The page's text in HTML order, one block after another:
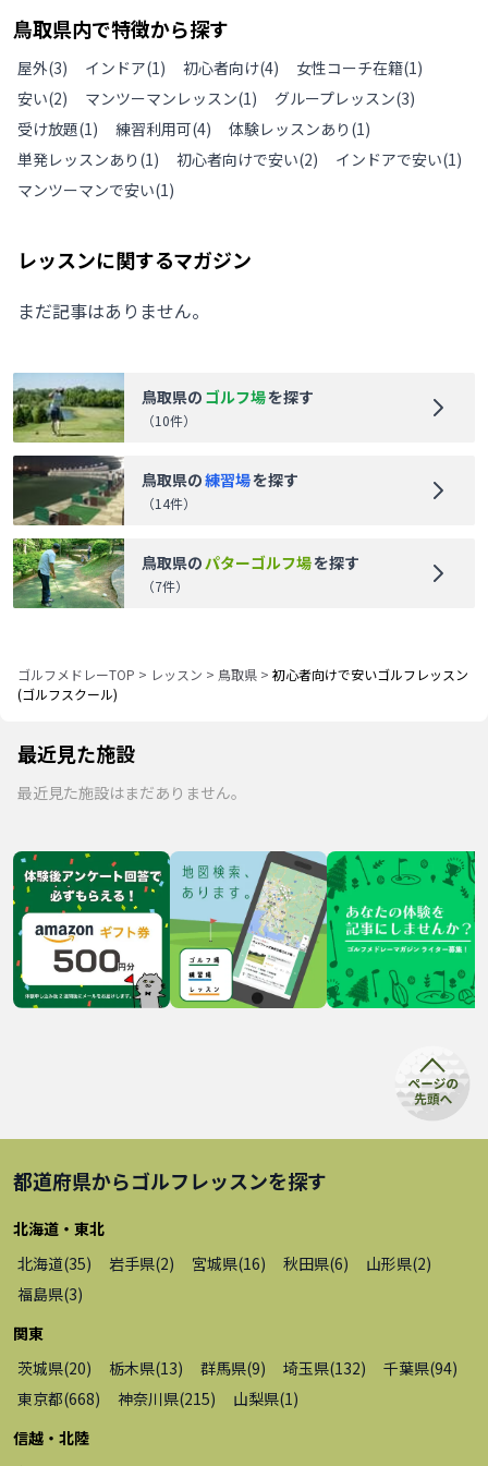
鳥取県内で特徴から探す
屋外(3) インドア(1) 初心者向け(4) 女性コーチ在籍(1)
安い(2) マンツーマンレッスン(1) グループレッスン(3)
受け放題(1) 練習利用可(4) 体験レッスンあり (1)
単発レッスンあり (1) 初心者向けで安い(2) インドアで安い(1)
マンツーマンで安い(1)
レッスンに関するマガジン
まだ記事はありません。
鳥取県の ゴルフ場を探す
（10件）
鳥取県の練習場を探す
（14件）
鳥取県のパターゴルフ場を探す
（7件）
ゴルフメドレーTOP > レッスン > 鳥取県 > 初心者向けで安いゴルフレッスン
(ゴルフスクール)
最近見た施設
最近見た施設はまだありません。
都道府県からゴルフレッスンを探す
北海道・東北
北海道(35) 岩手県(2) 宮城県(16) 秋田県(6) 山形県(2)
福島県(3)
関東
茨城県(20) 栃木県(13) 群馬県(9) 埼玉県(132) 千葉県(94)
東京都(668) 神奈川県(215) 山梨県(1 )
信越・北陸